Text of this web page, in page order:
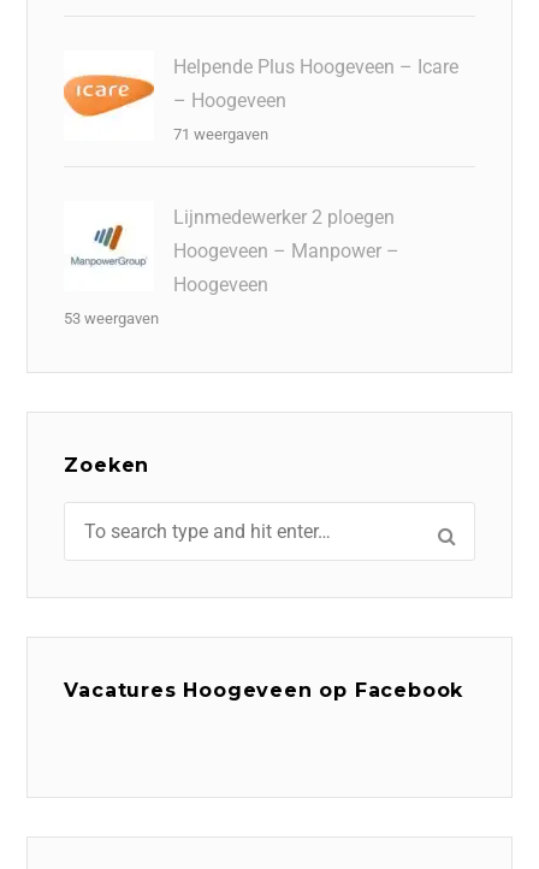
Helpende Plus Hoogeveen – Icare
– Hoogeveen
71 weergaven
Lijnmedewerker 2 ploegen
Hoogeveen – Manpower –
Hoogeveen
53 weergaven
Zoeken
Vacatures Hoogeveen op Facebook